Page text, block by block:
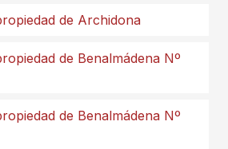
de Archidona
de Benalmádena Nº
de Benalmádena Nº